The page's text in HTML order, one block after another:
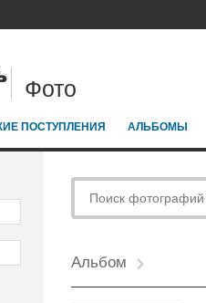
Фото
ПОСТУПЛЕНИЯ АЛЬБОМЫ
Альбом